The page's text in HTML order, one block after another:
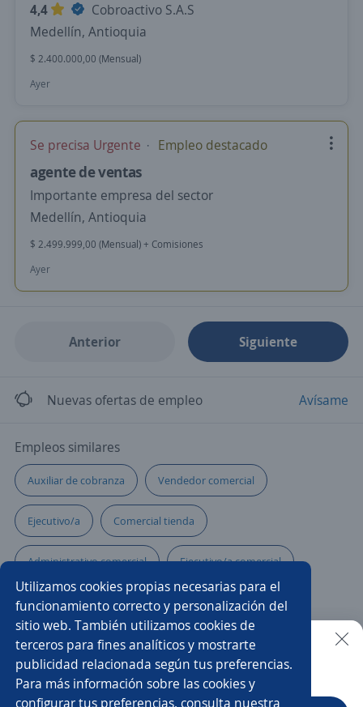
Utilizamos cookies propias necesarias para el
funcionamiento correcto y personalización del
sitio web. También utilizamos cookies de
terceros para fines analíticos y mostrarte
publicidad relacionada según tus preferencias.
Para más información sobre las cookies y
configurar tus preferencias, consulta nuestra
4,4
Cobroactivo S.A.S
Medellín, Antioquia
$ 2.400.000,00 (Mensual)
Ayer
Se precisa Urgente Empleo destacado
agente de ventas
Importante empresa del sector
Medellín, Antioquia
$ 2.499.999,00 (Mensual) + Comisiones
Ayer
Anterior Siguiente
Nuevas ofertas de empleo Avísame
Empleos similares
Auxiliar de cobranza Vendedor comercial
Ejecutivo/a Comercial tienda
Administrativo comercial Ejecutivo/a comercial
Comercial Asesor/a de ventas
Asesor/a call center ventas Analista comercial
Asesor/a comercial de libranza Asesor/a
Buscar es más fácil en la app